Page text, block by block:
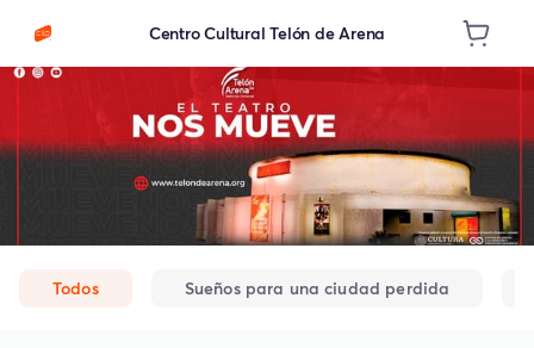
Centro Cultural Telón de Arena
Todos Sueños para una ciudad perdida